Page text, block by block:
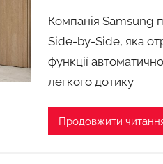
Компанія Samsung
Side-by-Side, яка
функції
легкого дотику
Продовжити